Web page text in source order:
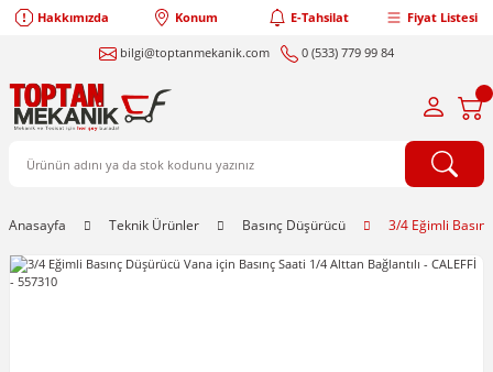
Hakkımızda Konum E-Tahsilat Fiyat Listesi
bilgi@toptanmekanik.com 0 (533) 779 99 84
Anasayfa Teknik Ürünler Basınç Düşürücü 3/4 Eğimli